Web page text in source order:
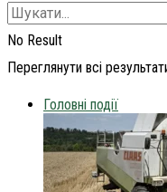
No Result
Переглянути всі
Головні події